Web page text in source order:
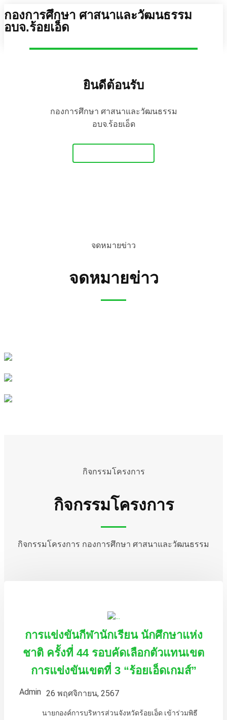
กองการศึกษา ศาสนาและวัฒนธรรม
อบจ.ร้อยเอ็ด
ยินดีต้อนรับ
กองการศึกษา ศาสนาและวัฒนธรรม
อบจ.ร้อยเอ็ด
จดหมายข่าว
จดหมายข่าว
กิจกรรมโครงการ
กิจกรรมโครงการ
กิจกรรมโครงการ กองการศึกษา ศาสนาและวัฒนธรรม
การแข่งขันกีฬานักเรียน นักศึกษาแห่ง
ชาติ ครั้งที่ 44 รอบคัดเลือกตัวแทนเขต
การแข่งขันเขตที่ 3 “ร้อยเอ็ดเกมส์”
Admin 26 พฤศจิกายน, 2567
นายกองค์การบริหารส่วนจังหวัดร้อยเอ็ด เข้าร่วมพิธี